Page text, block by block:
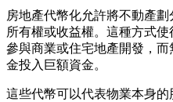
房地產代幣化允許將不動產
所有權或收益權。這種方式
參與商業或住宅地產開發，
金投入巨額資金。
這些代幣可以代表物業本身